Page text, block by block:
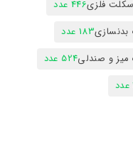
فلزی446 عدد
بدنسازی183 عدد
میز و صندلی524 عدد